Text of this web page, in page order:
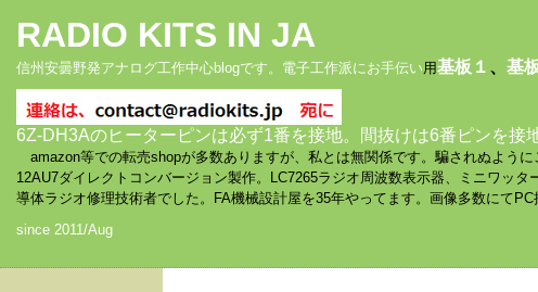
RADIO KITS IN JA
信州安曇野発アナログ工作中心blogです。電子工作派にお手伝い用基板１ 、 基
6Z-DH3Aのヒーターピンは必ず1番を接地。間抜けは6番ピンを接
amazon等での転売shopが多数ありますが、私とは無関係です。騙されぬよう
12AU7ダイレクトコンバージョン製作。LC7265ラジオ周波数表示器、ミニワッ
導体ラジオ修理技術者でした。FA機械設計屋を35年やってます。画像多数にて
since 2011/Aug